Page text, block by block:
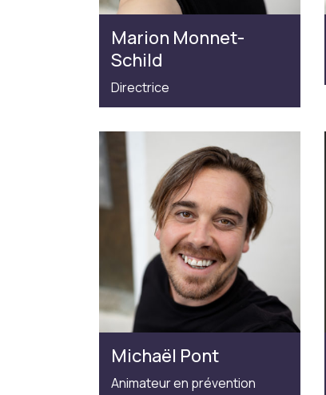
Marion Monnet-
Schild
Directrice
Michaël Pont
Animateur en prévention